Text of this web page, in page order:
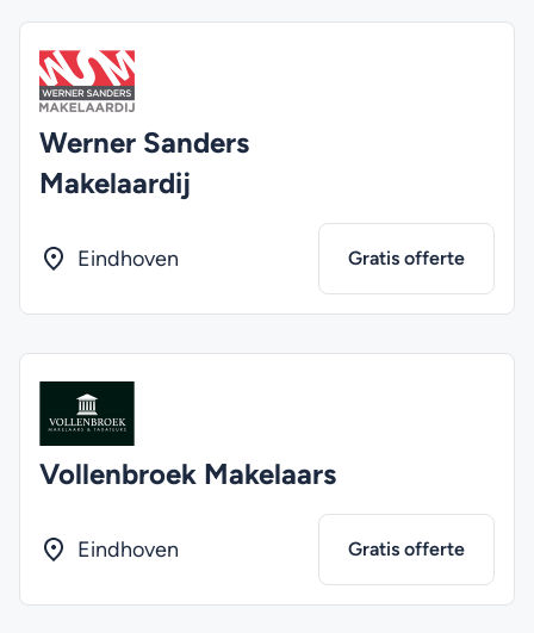
Werner Sanders
Makelaardij
Eindhoven Gratis offerte
Vollenbroek Makelaars
Eindhoven Gratis offerte